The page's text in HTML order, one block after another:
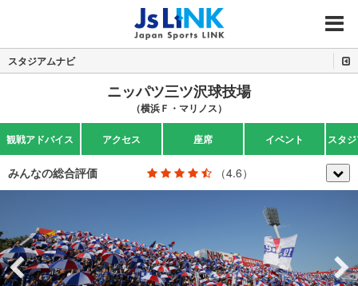
MENU
スタジアムナビ
ニッパツ三ツ沢球技場
（横浜Ｆ・マリノス）
観戦アドバイス アクセス 座席 イベント スタ
みんなの総合評価 （4.6）